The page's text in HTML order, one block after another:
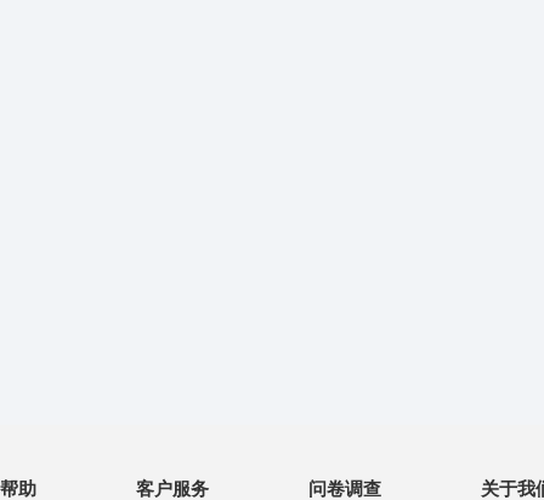
帮助 客户服务 问卷调查 关于我